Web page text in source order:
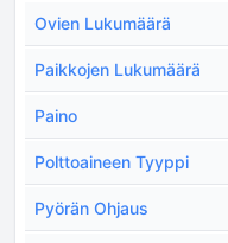
Ovien Lukumäärä
Paikkojen Lukumäärä
Paino
Polttoaineen Tyyppi
Pyörän Ohjaus